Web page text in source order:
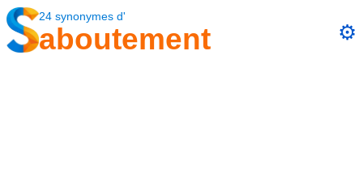
24synonymes d'
aboutement ⚙️